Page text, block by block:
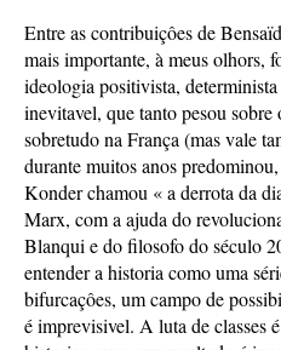
Entre as contribuiçôes de
mais importante, à meus olhors,
ideologia positivista,
inevitavel, que tanto pesou
sobretudo na França (mas vale
durante muitos anos
Konder chamou « a derrota da
Marx, com a ajuda do
Blanqui e do filosofo do século
entender a historia como uma
bifurcaçôes, um campo de
é imprevisivel. A luta de classes